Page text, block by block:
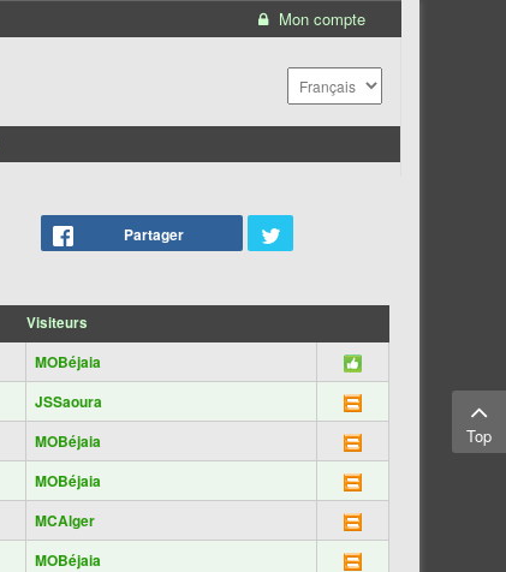
Mon compte
Partager
Visiteurs
MOBéjaia
JSSaoura
MOBéjaia
MOBéjaia
MCAlger
MOBéjaia
Top